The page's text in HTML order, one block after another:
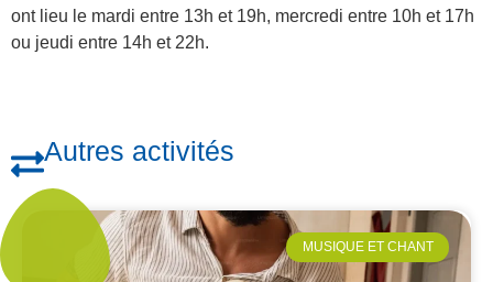
ont lieu le mardi entre 13h et 19h, mercredi entre 10h et 17h
ou jeudi entre 14h et 22h.
Autres activités
MUSIQUE ET CHANT